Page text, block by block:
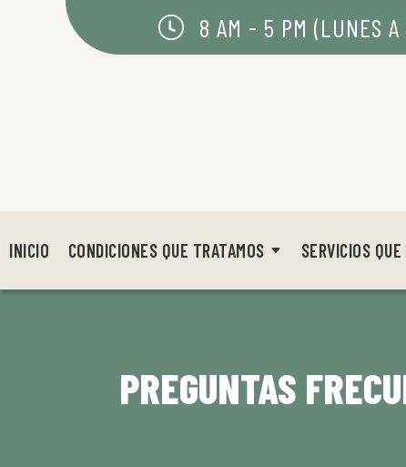
8 AM - 5 PM (LUNES
INICIO CONDICIONES QUE TRATAMOS SERVICIOS
PREGUNTAS